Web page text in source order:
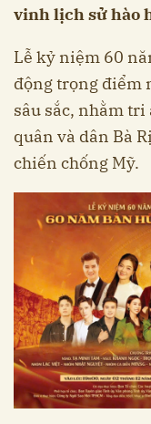
vinh lịch sử hào
Lễ kỷ niệm 60
động trọng điểm
sâu sắc, nhằm
quân và dân Bà
chiến chống Mỹ.